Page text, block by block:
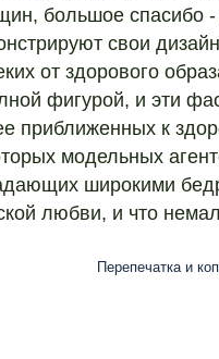
большое спасибо -
свои
от здорового
фигурой, и эти
приближенных к
модельных
широкими
любви, и что
Перепечатка и